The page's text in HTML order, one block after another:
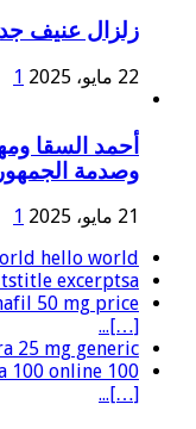
زلزال عنيف
22 مايو، 2025 1
أحمد السقا
وصدمة الجمهور
21 مايو، 2025
1
hello world...
excerptsa...
50 mg price
[…]...
mg generic […]...
100 online
[…]...